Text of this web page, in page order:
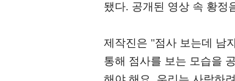
됐다. 공개된 영상 속 황정
제작진은 "점사 보는데 남
통해 점사를 보는 모습을